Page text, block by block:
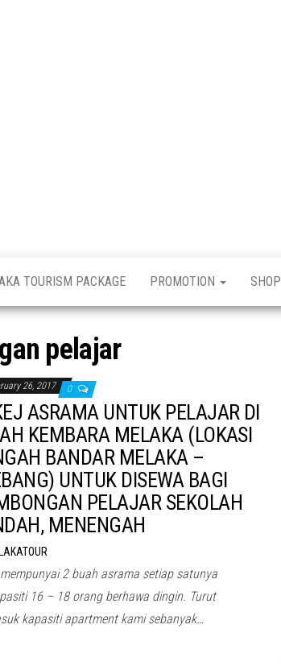
TOURISM PACKAGE PROMOTION SHOP
pelajar
26, 2017 0
ASRAMA UNTUK PELAJAR DI
KEMBARA MELAKA (LOKASI
BANDAR MELAKA –
UNTUK DISEWA BAGI
PELAJAR SEKOLAH
MENENGAH
2 buah asrama setiap satunya
16 – 18 orang berhawa dingin. Turut
kapasiti apartment kami sebanyak…